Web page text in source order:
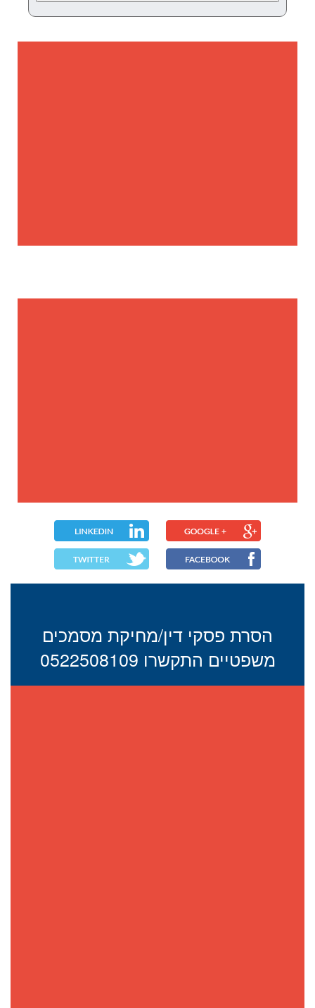
הסרת פסקי דין/מחיקת מסמכים
משפטיים התקשרו 0522508109